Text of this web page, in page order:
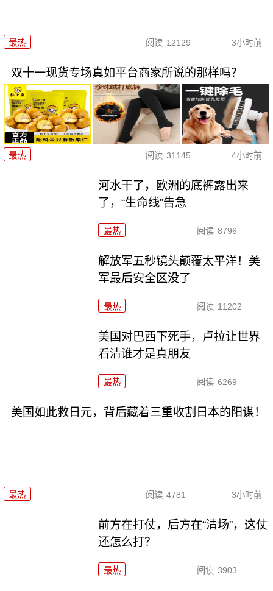
最热 阅读 12129 3小时前
双十一现货专场真如平台商家所说的那样吗？
最热 阅读 31145 4小时前
河水干了，欧洲的底裤露出来
了，“生命线”告急
最热 阅读 8796
解放军五秒镜头颠覆太平洋！美
军最后安全区没了
最热 阅读 11202
美国对巴西下死手，卢拉让世界
看清谁才是真朋友
最热 阅读 6269
美国如此救日元，背后藏着三重收割日本的阳谋！
最热 阅读 4781 3小时前
前方在打仗，后方在“清场”，这仗
还怎么打？
最热 阅读 3903